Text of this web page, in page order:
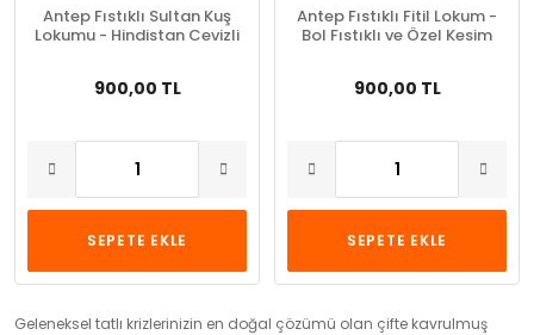
Antep Fıstıklı Sultan Kuş
Lokumu - Hindistan Cevizli
900,00 TL
SEPETE EKLE
Antep Fıstıklı Fitil Lokum -
Bol Fıstıklı ve Özel Kesim
900,00 TL
SEPETE EKLE
Geleneksel tatlı krizlerinizin en doğal çözümü olan çifte kavrulmuş